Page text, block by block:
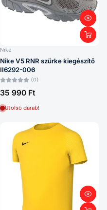
Nike
Nike V5 RNR szürke kiegészítő
II6292-006
(0)
35 990 Ft
Utolsó darab!